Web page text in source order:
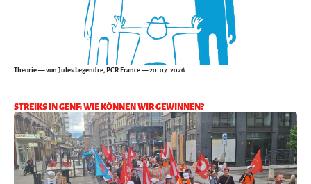
Theorie— von Jules Legendre, PCR France — 20. 07. 2026
STREIKS IN GENF: WIE KÖNNEN WIR GEWINNEN?